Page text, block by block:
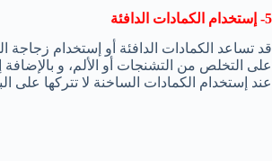
5- إستخدام الكمادات الدافئة
قد تساعد الكمادات الدافئة أو إستخدام
على التخلص من التشنجات أو الألم، و
عند إستخدام الكمادات الساخنة لا تتركها